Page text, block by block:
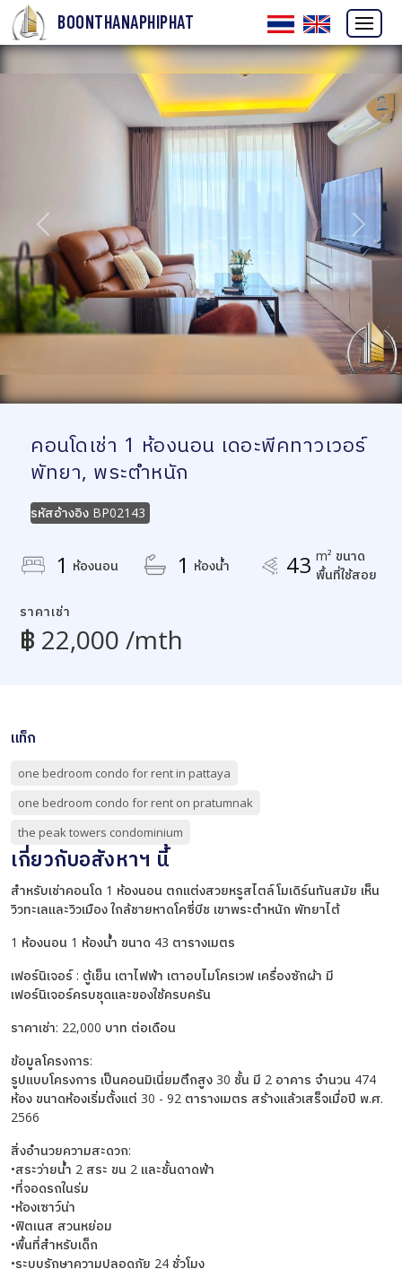
BOONTHANAPHIPHAT
ก่อนหน้า ถัดไป
คอนโดเช่า 1 ห้องนอน เดอะพีคทาวเวอร์
พัทยา, พระตำหนัก
รหัสอ้างอิง BP02143
1 ห้องนอน 1 ห้องน้ำ 43 m² ขนาด
พื้นที่ใช้สอย
ราคาเช่า
฿ 22,000 /mth
แท็ก
one bedroom condo for rent in pattaya
one bedroom condo for rent on pratumnak
the peak towers condominium
เกี่ยวกับอสังหาฯ นี้
สำหรับเช่าคอนโด 1 ห้องนอน ตกแต่งสวยหรูสไตล์โมเดิร์นทันสมัย เห็น
วิวทะเลและวิวเมือง ใกล้ชายหาดโคซี่บีช เขาพระตำหนัก พัทยาไต้
1 ห้องนอน 1 ห้องน้ำ ขนาด 43 ตารางเมตร
เฟอร์นิเจอร์ : ตู้เย็น เตาไฟฟ้า เตาอบไมโครเวฟ เครื่องซักผ้า มี
เฟอร์นิเจอร์ครบชุดและของใช้ครบครัน
ราคาเช่า: 22,000 บาท ต่อเดือน
ข้อมูลโครงการ:
รูปแบบโครงการ เป็นคอนมิเนี่ยมตึกสูง 30 ชั้น มี 2 อาคาร จำนวน 474
ห้อง ขนาดห้องเริ่มตั้งแต่ 30 - 92 ตารางเมตร สร้างแล้วเสร็จเมื่อปี พ.ศ.
2566
สิ่งอำนวยความสะดวก:
•สระว่ายน้ำ 2 สระ ขน 2 และชั้นดาดฟ้า
•ที่จอดรถในร่ม
•ห้องเซาว์น่า
•ฟิตเนส สวนหย่อม
•พื้นที่สำหรับเด็ก
•ระบบรักษาความปลอดภัย 24 ชั่วโมง